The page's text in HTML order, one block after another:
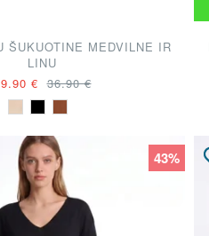
ŠUKUOTINE MEDVILNE IR
LINU
€ 36.90 €
43%